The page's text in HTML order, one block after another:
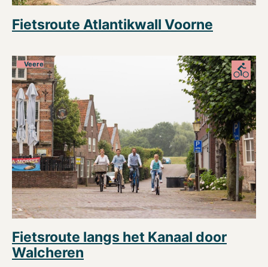
Fietsroute Atlantikwall Voorne
Veere
Fietsroute langs het Kanaal door
Walcheren